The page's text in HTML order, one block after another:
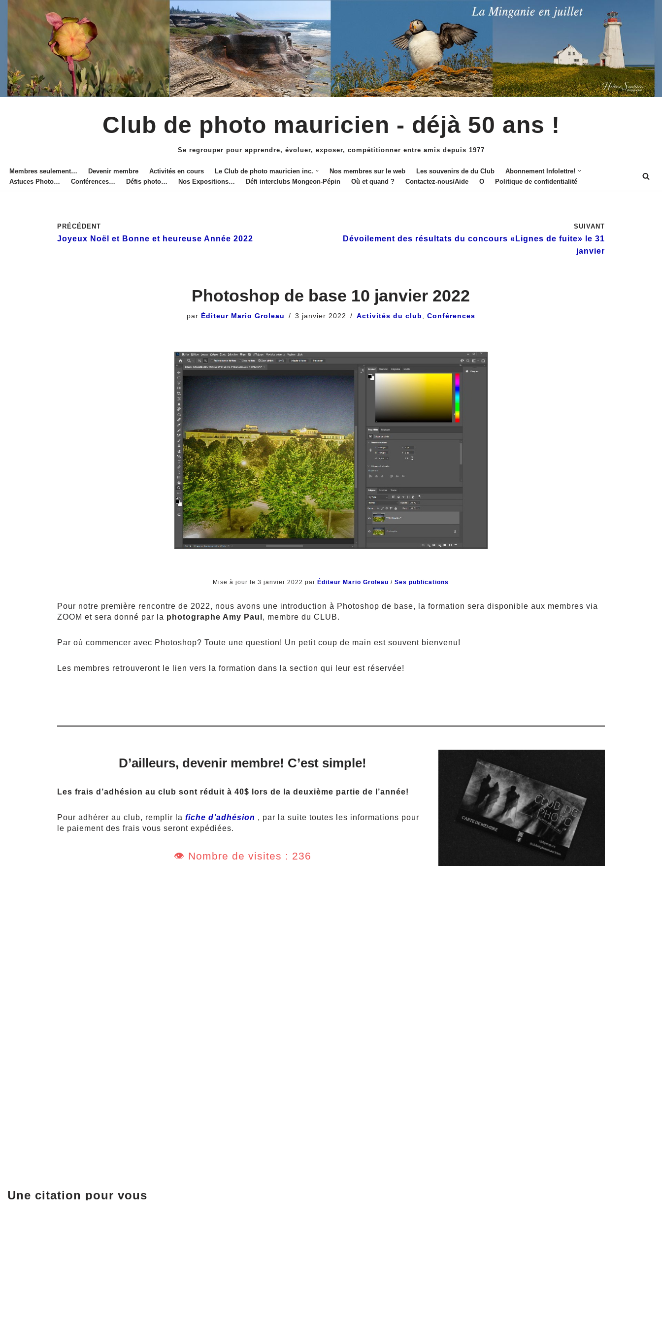
Club de photo mauricien - déjà 50 ans !
Se regrouper pour apprendre, évoluer, exposer, compétitionner entre amis depuis 1977
Membres seulement… Devenir membre Activités en cours Le Club de photo mauricien inc. Nos membres sur le web Les souvenirs de du Club
Abonnement Infolettre!
Astuces Photo…
Conférences… Défis photo… Nos Expositions… Défi interclubs Mongeon-Pépin Où et quand ? Contactez-nous/Aide O Politique de confidentialité
PRÉCÉDENT
Joyeux Noël et Bonne et heureuse Année 2022
SUIVANT
Dévoilement des résultats du concours «Lignes de fuite» le 31
janvier
Photoshop de base 10 janvier 2022
par Éditeur Mario Groleau 3 janvier 2022 Activités du club Conférences
Mise à jour le 3 janvier 2022 parÉditeur Mario Groleau /Ses publications
Pour notre première rencontre de 2022, nous avons une introduction à Photoshop de base, la formation sera disponible aux membres via
ZOOM et sera donné par la photographe Amy Paul , membre du CLUB.
Par où commencer avec Photoshop? Toute une question! Un petit coup de main est souvent bienvenu!
Les membres retrouveront le lien vers la formation dans la section qui leur est réservée!
D’ailleurs, devenir membre! C’est simple!
Les frais d’adhésion au club sont réduit à 40$ lors de la deuxième partie de l’année!
Pour adhérer au club, remplir la fiche d’adhésion , par la suite toutes les informations pour
le paiement des frais vous seront expédiées.
👁️ Nombre de visites : 236
Une citation pour vous